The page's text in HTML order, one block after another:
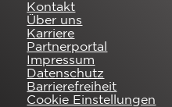
Kontakt
Über uns
Karriere
Partnerportal
Impressum
Datenschutz
Barrierefreiheit
Cookie Einstellungen